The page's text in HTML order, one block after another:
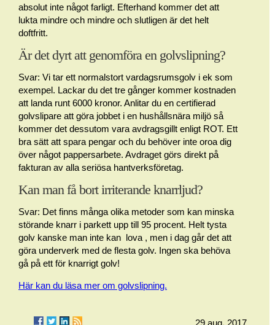
absolut inte något farligt. Efterhand kommer det att
lukta mindre och mindre och slutligen är det helt
doftfritt.
Är det dyrt att genomföra en golvslipning?
Svar: Vi tar ett normalstort vardagsrumsgolv i ek som
exempel. Lackar du det tre gånger kommer kostnaden
att landa runt 6000 kronor. Anlitar du en certifierad
golvslipare att göra jobbet i en hushållsnära miljö så
kommer det dessutom vara avdragsgillt enligt ROT. Ett
bra sätt att spara pengar och du behöver inte oroa dig
över något pappersarbete. Avdraget görs direkt på
fakturan av alla seriösa hantverksföretag.
Kan man få bort irriterande knarrljud?
Svar: Det finns många olika metoder som kan minska
störande knarr i parkett upp till 95 procent. Helt tysta
golv kanske man inte kan lova , men i dag går det att
göra underverk med de flesta golv. Ingen ska behöva
gå på ett för knarrigt golv!
Här kan du läsa mer om golvslipning.
29 aug. 2017